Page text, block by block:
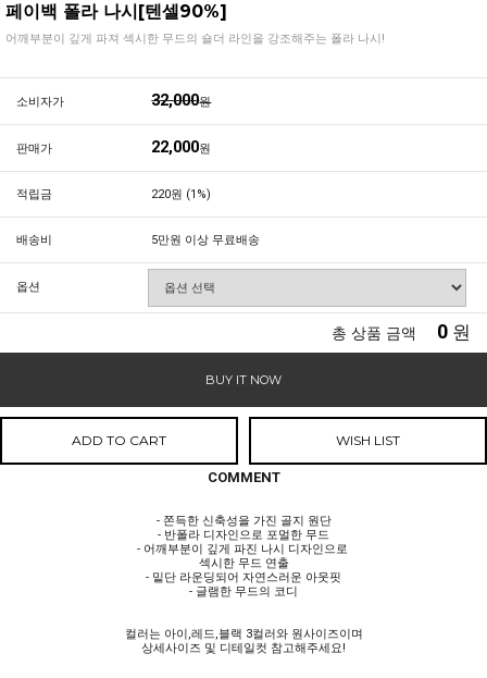
페이백 폴라 나시[텐셀90%]
어깨부분이 깊게 파져 섹시한 무드의 숄더 라인을 강조해주는 폴라 나시!
소비자가 32,000원
판매가 22,000원
적립금 220원 (1%)
배송비 5만원 이상 무료배송
옵션
총 상품 금액 0 원
BUY IT NOW
ADD TO CART WISH LIST
COMMENT
- 쫀득한 신축성을 가진 골지 원단
- 반폴라 디자인으로 포멀한 무드
- 어깨부분이 깊게 파진 나시 디자인으로
섹시한 무드 연출
- 밑단 라운딩되어 자연스러운 아웃핏
- 글램한 무드의 코디
컬러는 아이,레드,블랙 3컬러와 원사이즈이며
상세사이즈 및 디테일컷 참고해주세요!